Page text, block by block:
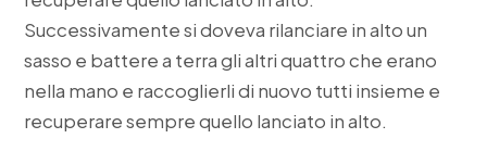
Successivamente si doveva rilanciare in alto un
sasso e battere a terra gli altri quattro che erano
nella mano e raccoglierli di nuovo tutti insieme e
recuperare sempre quello lanciato in alto.